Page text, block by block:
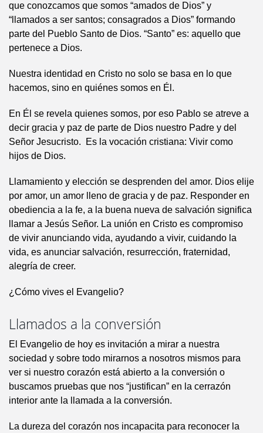
que conozcamos que somos “amados de Dios” y
“llamados a ser santos; consagrados a Dios” formando
parte del Pueblo Santo de Dios. “Santo” es: aquello que
pertenece a Dios.
Nuestra identidad en Cristo no solo se basa en lo que
hacemos, sino en quiénes somos en Él.
En Él se revela quienes somos, por eso Pablo se atreve a
decir gracia y paz de parte de Dios nuestro Padre y del
Señor Jesucristo. Es la vocación cristiana: Vivir como
hijos de Dios.
Llamamiento y elección se desprenden del amor. Dios elije
por amor, un amor lleno de gracia y de paz. Responder en
obediencia a la fe, a la buena nueva de salvación significa
llamar a Jesús Señor. La unión en Cristo es compromiso
de vivir anunciando vida, ayudando a vivir, cuidando la
vida, es anunciar salvación, resurrección, fraternidad,
alegría de creer.
¿Cómo vives el Evangelio?
Llamados a la conversión
El Evangelio de hoy es invitación a mirar a nuestra
sociedad y sobre todo mirarnos a nosotros mismos para
ver si nuestro corazón está abierto a la conversión o
buscamos pruebas que nos “justifican” en la cerrazón
interior ante la llamada a la conversión.
La dureza del corazón nos incapacita para reconocer la